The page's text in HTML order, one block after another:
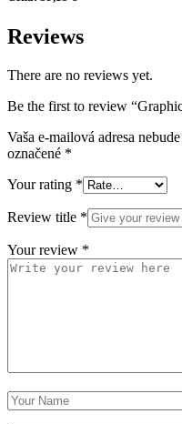
Reviews
There are no reviews yet.
Be the first to review
Vaša e-mailová adresa
označené *
Your rating *
Review title *
Your review *